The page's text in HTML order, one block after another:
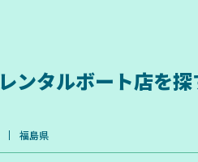
レンタルボート店を探
福島県